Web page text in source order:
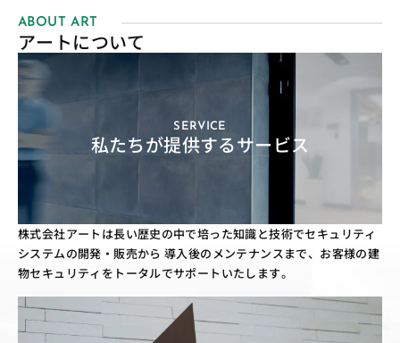
ABOUT ART
アートについて
SERVICE
私たちが提供するサービス
株式会社アートは長い歴史の中で培った知識と技術でセキュリティ
システムの開発・販売から 導入後のメンテナンスまで、お客様の建
物セキュリティをトータルでサポートいたします。